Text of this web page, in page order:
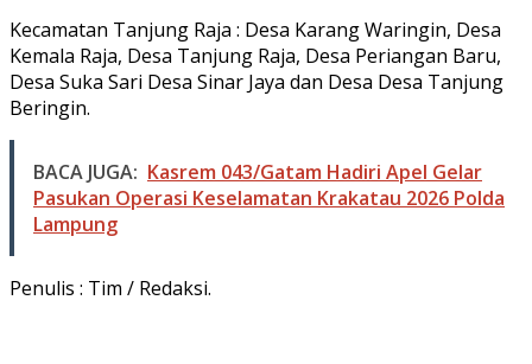
Kecamatan Tanjung Raja : Desa Karang Waringin, Desa
Kemala Raja, Desa Tanjung Raja, Desa Periangan Baru,
Desa Suka Sari Desa Sinar Jaya dan Desa Desa Tanjung
Beringin.
BACA JUGA: Kasrem 043/Gatam Hadiri Apel Gelar
Pasukan Operasi Keselamatan Krakatau 2026 Polda
Lampung
Penulis : Tim / Redaksi.